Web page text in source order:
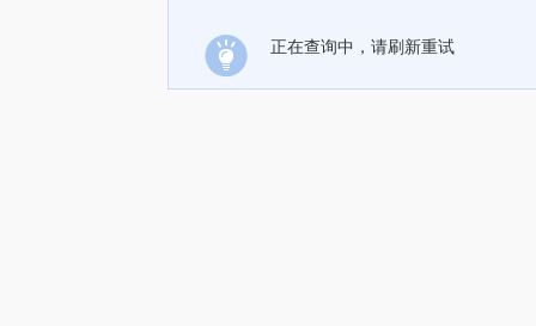
正在查询中，请刷新重试